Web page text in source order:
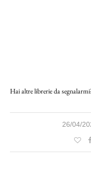
Hai altre librerie da
26/04/